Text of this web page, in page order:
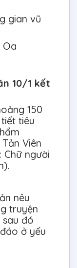
gian vũ
Oa
10/1 kết
150
tiêu
Viên
người
nêu
truyện
đó
ở yếu